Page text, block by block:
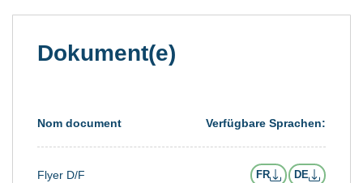
Dokument(e)
Nom document Verfügbare Sprachen:
Flyer D/F FR DE